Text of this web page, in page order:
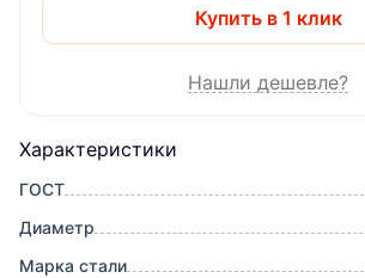
Характеристики
ГОСТ
Диаметр
Марка стали
Купить в 1 клик
Нашли дешевле?